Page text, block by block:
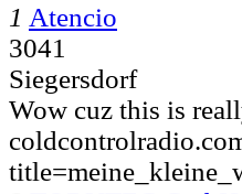
1 Atencio
3041
Siegersdorf
Wow cuz this is